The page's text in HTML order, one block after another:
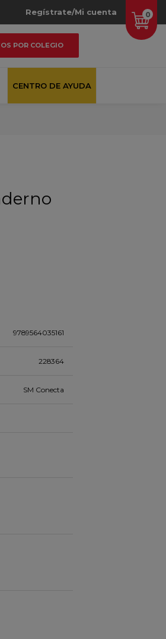
0
Regístrate/Mi cuenta
POR COLEGIO
CENTRO DE AYUDA
9789564035161
228364
SM Conecta